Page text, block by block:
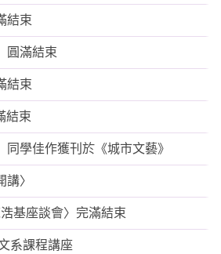
結束
圓滿結束
結束
結束
同學佳作獲刊於《城市文藝》
〉
基座談會〉完滿結束
系課程講座